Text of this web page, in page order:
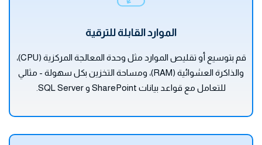
الموارد القابلة للترقية
قم بتوسيع أو تقليص الموارد مثل وحدة المعالجة المركزية (CPU)،
والذاكرة العشوائية (RAM)، ومساحة التخزين بكل سهولة - مثالي
للتعامل مع قواعد بيانات SharePoint و SQL Server.